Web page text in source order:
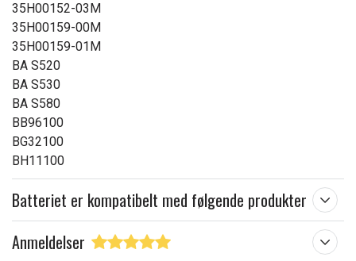
35H00152-03M
35H00159-00M
35H00159-01M
BA S520
BA S530
BA S580
BB96100
BG32100
BH11100
Batteriet er kompatibelt med følgende produkter
Anmeldelser